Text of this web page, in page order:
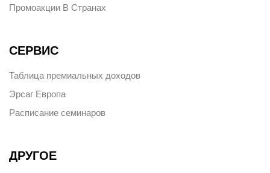
Промоакции В Странах
СЕРВИС
Таблица премиальных доходов
Эрсаг Европа
Расписание семинаров
ДРУГОЕ